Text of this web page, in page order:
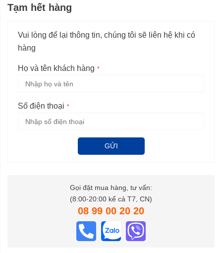
Tạm hết hàng
Vui lòng để lại thông tin, chúng tôi sẽ liên hệ khi có
hàng
Họ và tên khách hàng
Số điện thoại
GỬI
Gọi đặt mua hàng, tư vấn:
(8:00-20:00 kể cả T7, CN)
08 99 00 20 20